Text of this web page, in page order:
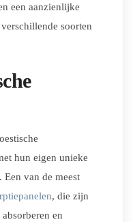
een aanzienlijke
soorten
hun eigen unieke
Een van de meest
, die zijn
en